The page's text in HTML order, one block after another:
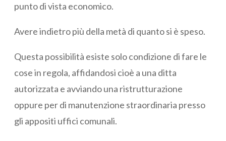
punto di vista economico.
Avere indietro più della metà di quanto si è speso.
Questa possibilità esiste solo condizione di fare le
cose in regola, affidandosi cioè a una ditta
autorizzata e avviando una ristrutturazione
oppure per di manutenzione straordinaria presso
gli appositi uffici comunali.